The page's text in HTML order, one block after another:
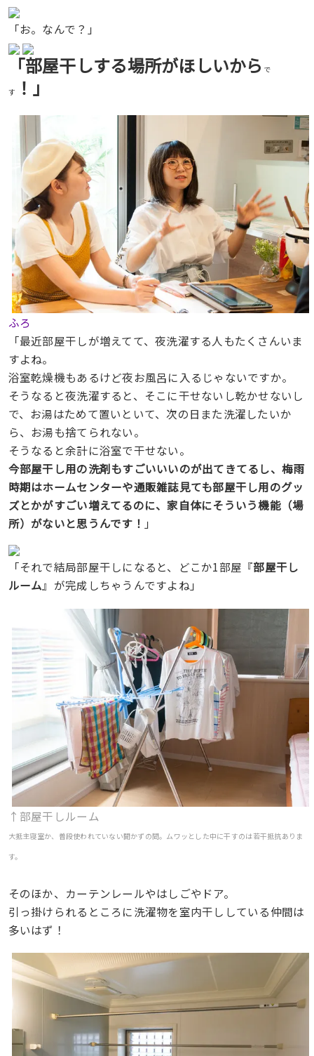
「お。なんで？」
「部屋干しする場所がほしいから で
す ！」
ふろ
「最近部屋干しが増えてて、夜洗濯する人もたくさんいま
すよね。
浴室乾燥機もあるけど夜お風呂に入るじゃないですか。
そうなると夜洗濯すると、そこに干せないし乾かせないし
で、お湯はためて置いといて、次の日また洗濯したいか
ら、お湯も捨てられない。
そうなると余計に浴室で干せない。
今部屋干し用の洗剤もすごいいいのが出てきてるし、梅雨
時期はホームセンターや通販雑誌見ても部屋干し用のグッ
ズとかがすごい増えてるのに、家自体にそういう機能（場
所）がないと思うんです！ 」
「それで結局部屋干しになると、どこか1部屋『部屋干し
ルーム』が完成しちゃうんですよね」
↑部屋干しルーム
大抵主寝室か、普段使われていない開かずの間。ムワッとした中に干すのは若干抵抗ありま
す。
そのほか、カーテンレールやはしごやドア。
引っ掛けられるところに洗濯物を室内干ししている仲間は
多いはず！